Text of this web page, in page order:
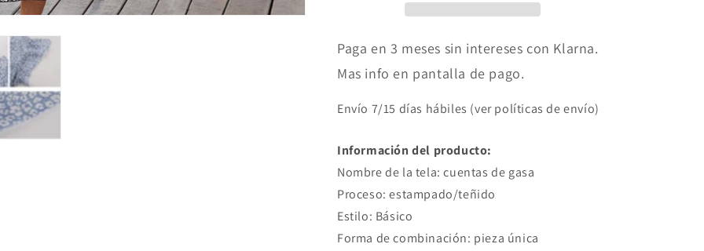
colores
colores
Paga en 3 meses sin intereses con Klarna.
Mas info en pantalla de pago.
Envío 7/15 días hábiles (ver políticas de envío)
Información del producto:
Nombre de la tela: cuentas de gasa
Proceso: estampado/teñido
Estilo: Básico
Forma de combinación: pieza única